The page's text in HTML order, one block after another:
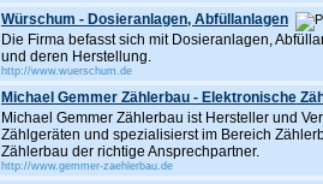
Würschum - Dosieranlagen, Abfüllanlagen
Die Firma befasst sich mit Dosieranlagen,
und deren Herstellung.
http://www.wuerschum.de
Michael Gemmer Zählerbau - Elektronische
Michael Gemmer Zählerbau ist Hersteller und
Zählgeräten und spezialisierst im Bereich
Zählerbau der richtige Ansprechpartner.
http://www.gemmer-zaehlerbau.de